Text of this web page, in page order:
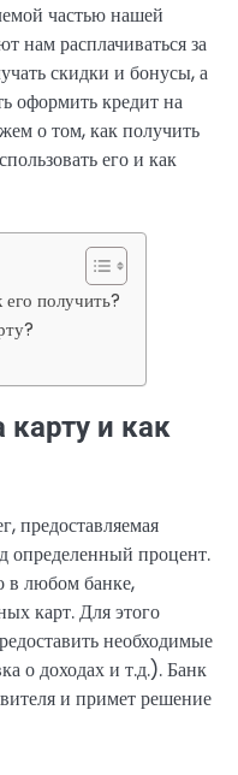
частью нашей
нам расплачиваться за
скидки и бонусы, а
оформить кредит на
о том, как получить
его и как
получить?
карту и как
предоставляемая
определенный процент.
в любом банке,
карт. Для этого
необходимые
о доходах и т.д.). Банк
и примет решение